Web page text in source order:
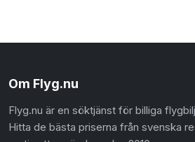
Om Flyg.nu
Flyg.nu är en söktjänst för billiga
Hitta de bästa priserna från svenska